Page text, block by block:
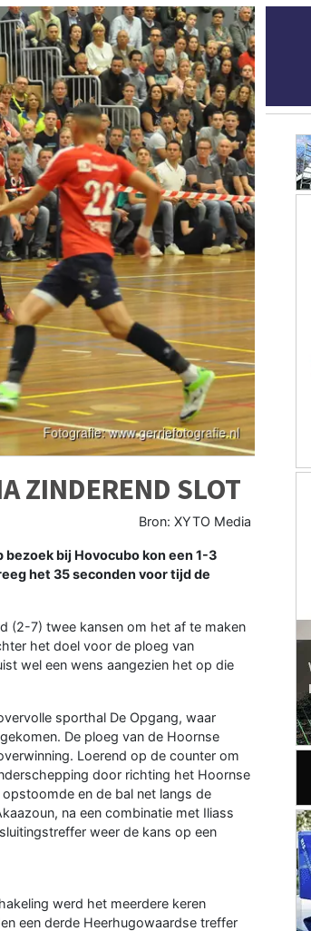
ZINDEREND SLOT
Bron: XYTO Media
bij Hovocubo kon een 1-3
het 35 seconden voor tijd de
(2-7) twee kansen om het af te maken
het doel voor de ploeg van
wel een wens aangezien het op die
sporthal De Opgang, waar
De ploeg van de Hoornse
Loerend op de counter om
door richting het Hoornse
en de bal net langs de
na een combinatie met Iliass
weer de kans op een
werd het meerdere keren
een derde Heerhugowaardse treffer